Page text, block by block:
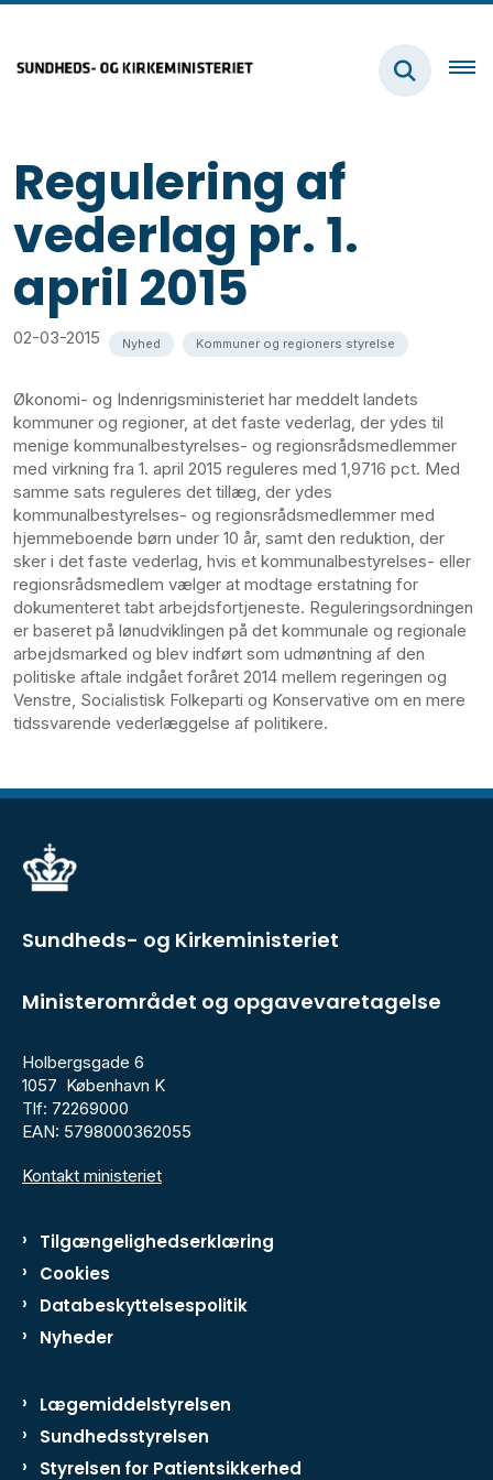
Regulering af
vederlag pr. 1.
april 2015
02-03-2015 Nyhed Kommuner og regioners styrelse
Økonomi- og Indenrigsministeriet har meddelt landets
kommuner og regioner, at det faste vederlag, der ydes til
menige kommunalbestyrelses- og regionsrådsmedlemmer
med virkning fra 1. april 2015 reguleres med 1,9716 pct. Med
samme sats reguleres det tillæg, der ydes
kommunalbestyrelses- og regionsrådsmedlemmer med
hjemmeboende børn under 10 år, samt den reduktion, der
sker i det faste vederlag, hvis et kommunalbestyrelses- eller
regionsrådsmedlem vælger at modtage erstatning for
dokumenteret tabt arbejdsfortjeneste. Reguleringsordningen
er baseret på lønudviklingen på det kommunale og regionale
arbejdsmarked og blev indført som udmøntning af den
politiske aftale indgået foråret 2014 mellem regeringen og
Venstre, Socialistisk Folkeparti og Konservative om en mere
tidssvarende vederlæggelse af politikere.
Sundheds- og Kirkeministeriet
Ministerområdet og opgavevaretagelse
Holbergsgade 6
1057 København K
Tlf: 72269000
EAN: 5798000362055
Kontakt ministeriet
Tilgængelighedserklæring
Cookies
Databeskyttelsespolitik
Nyheder
Lægemiddelstyrelsen
Sundhedsstyrelsen
Styrelsen for Patientsikkerhed